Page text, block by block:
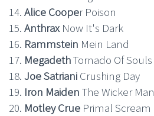
14. Alice Cooper Poison
15. Anthrax Now It's Dark
16. Rammstein Mein Land
17. MegadethTornado Of Souls
18. Joe Satriani Crushing Day
19. Iron Maiden The Wicker Man
20. Motley Crue Primal Scream